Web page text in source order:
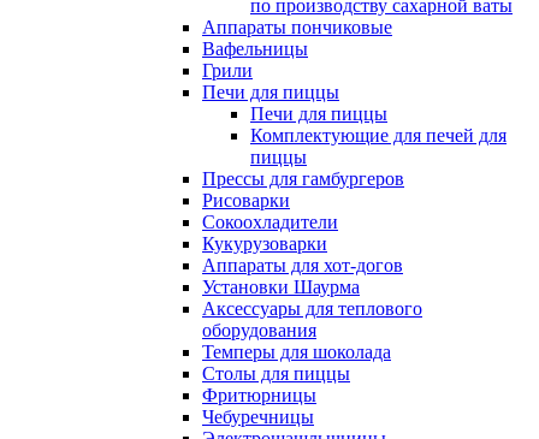
по производству сахарной ваты
Аппараты пончиковые
Вафельницы
Грили
Печи для пиццы
Печи для пиццы
Комплектующие для печей для
пиццы
Прессы для гамбургеров
Рисоварки
Сокоохладители
Кукурузоварки
Аппараты для хот-догов
Установки Шаурма
Аксессуары для теплового
оборудования
Темперы для шоколада
Столы для пиццы
Фритюрницы
Чебуречницы